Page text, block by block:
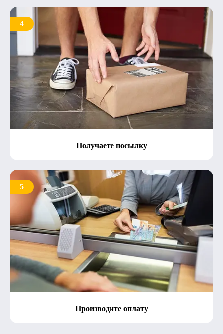
4
Получаете посылку
5
Производите оплату